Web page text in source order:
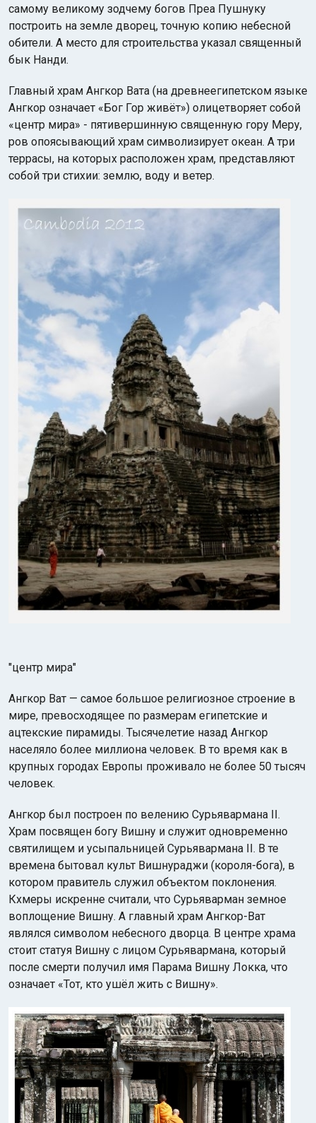
самому великому зодчему богов Преа Пушнуку
построить на земле дворец, точную копию небесной
обители. А место для строительства указал священный
бык Нанди.
Главный храм Ангкор Вата (на древнеегипетском языке
Ангкор означает «Бог Гор живёт») олицетворяет собой
«центр мира» - пятивершинную священную гору Меру,
ров опоясывающий храм символизирует океан. А три
террасы, на которых расположен храм, представляют
собой три стихии: землю, воду и ветер.
"центр мира"
Ангкор Ват — самое большое религиозное строение в
мире, превосходящее по размерам египетские и
ацтекские пирамиды. Тысячелетие назад Ангкор
населяло более миллиона человек. В то время как в
крупных городах Европы проживало не более 50 тысяч
человек.
Ангкор был построен по велению Сурьявармана II.
Храм посвящен богу Вишну и служит одновременно
святилищем и усыпальницей Сурьявармана II. В те
времена бытовал культ Вишнураджи (короля-бога), в
котором правитель служил объектом поклонения.
Кхмеры искренне считали, что Сурьяварман земное
воплощение Вишну. А главный храм Ангкор-Ват
являлся символом небесного дворца. В центре храма
стоит статуя Вишну с лицом Сурьявармана, который
после смерти получил имя Парама Вишну Локка, что
означает «Тот, кто ушёл жить с Вишну».